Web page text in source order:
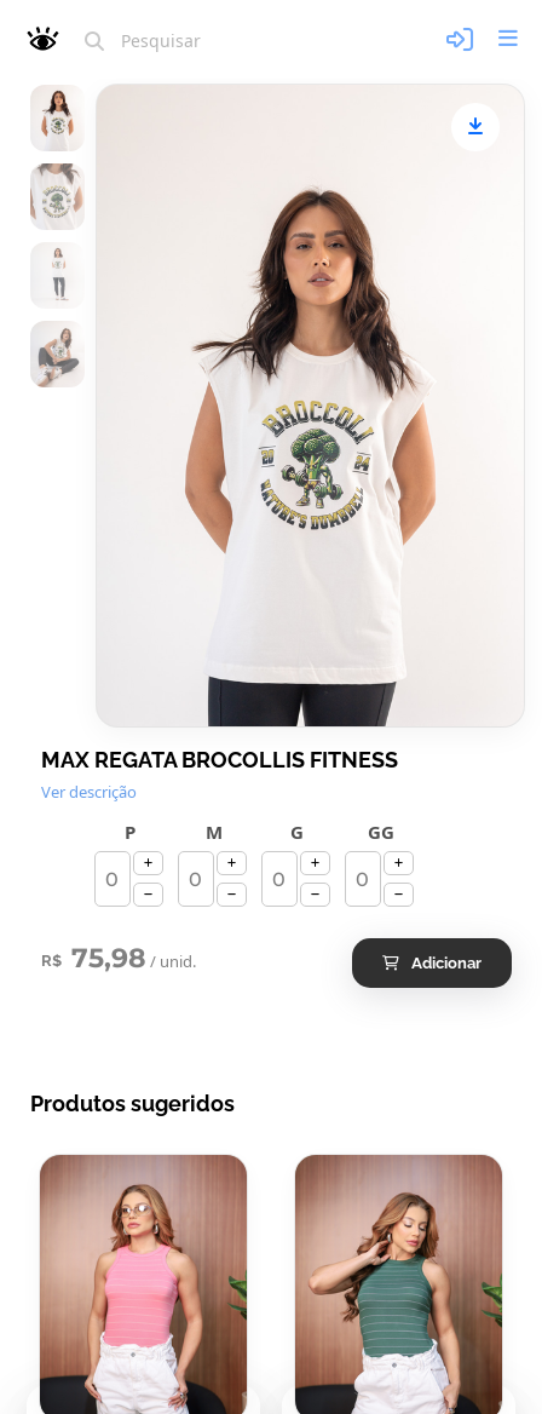
MAX REGATA BROCOLLIS FITNESS
Ver descrição
P M G GG
R$ 75,98 / unid. Adicionar
Produtos sugeridos